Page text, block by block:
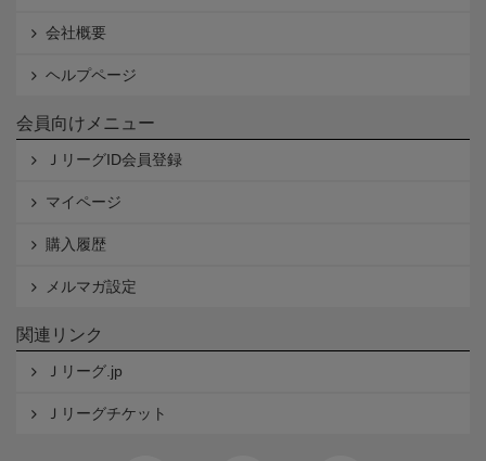
会社概要
ヘルプページ
会員向けメニュー
ＪリーグID会員登録
マイページ
購入履歴
メルマガ設定
関連リンク
Ｊリーグ.jp
Ｊリーグチケット